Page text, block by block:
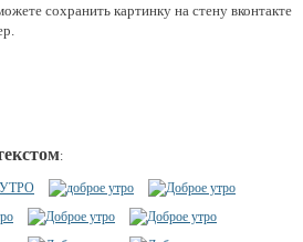
сохранить картинку на стену вконтакте
: